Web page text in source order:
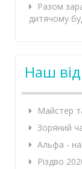
Разом
дитячому
Наш
Майстер
Зоряний
Альфа -
Різдво